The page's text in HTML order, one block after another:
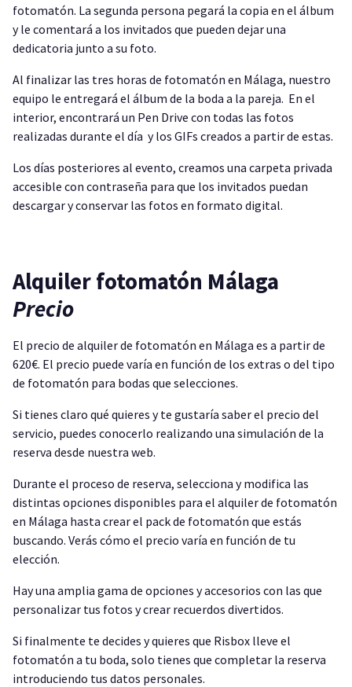
fotomatón. La segunda persona pegará la copia en el álbum
y le comentará a los invitados que pueden dejar una
dedicatoria junto a su foto.
Al finalizar las tres horas de fotomatón en Málaga, nuestro
equipo le entregará el álbum de la boda a la pareja. En el
interior, encontrará un Pen Drive con todas las fotos
realizadas durante el día y los GIFs creados a partir de estas.
Los días posteriores al evento, creamos una carpeta privada
accesible con contraseña para que los invitados puedan
descargar y conservar las fotos en formato digital.
Alquiler fotomatón Málaga
Precio
El precio de alquiler de fotomatón en Málaga es a partir de
620€. El precio puede varía en función de los extras o del tipo
de fotomatón para bodas que selecciones.
Si tienes claro qué quieres y te gustaría saber el precio del
servicio, puedes conocerlo realizando una simulación de la
reserva desde nuestra web.
Durante el proceso de reserva, selecciona y modifica las
distintas opciones disponibles para el alquiler de fotomatón
en Málaga hasta crear el pack de fotomatón que estás
buscando. Verás cómo el precio varía en función de tu
elección.
Hay una amplia gama de opciones y accesorios con las que
personalizar tus fotos y crear recuerdos divertidos.
Si finalmente te decides y quieres que Risbox lleve el
fotomatón a tu boda, solo tienes que completar la reserva
introduciendo tus datos personales.